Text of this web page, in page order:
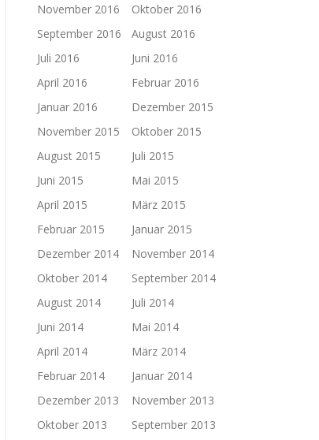
November 2016
Oktober 2016
September 2016
August 2016
Juli 2016
Juni 2016
April 2016
Februar 2016
Januar 2016
Dezember 2015
November 2015
Oktober 2015
August 2015
Juli 2015
Juni 2015
Mai 2015
April 2015
März 2015
Februar 2015
Januar 2015
Dezember 2014
November 2014
Oktober 2014
September 2014
August 2014
Juli 2014
Juni 2014
Mai 2014
April 2014
März 2014
Februar 2014
Januar 2014
Dezember 2013
November 2013
Oktober 2013
September 2013